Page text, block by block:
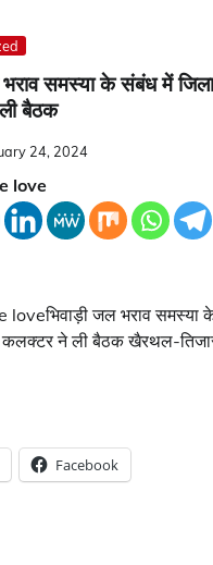
भराव समस्या के संबंध में
बैठक
24, 2024
love
जल भराव समस्या
ने ली बैठक खैरथल-
Facebook